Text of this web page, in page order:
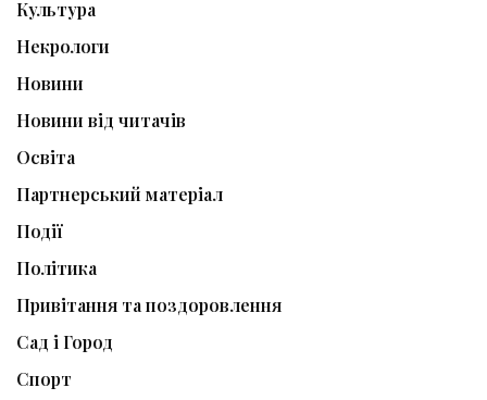
Культура
Некрологи
Новини
Новини від читачів
Освіта
Партнерський матеріал
Події
Політика
Привітання та поздоровлення
Сад і Город
Спорт